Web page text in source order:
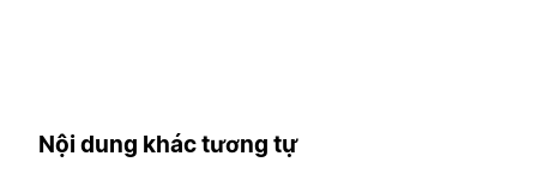
Nội dung khác tương tự